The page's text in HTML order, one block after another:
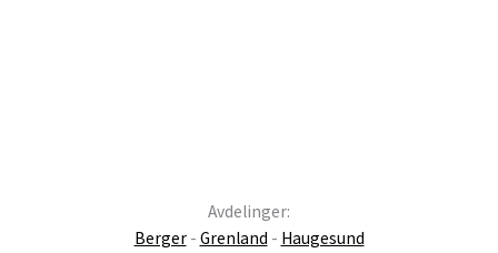
Avdelinger:
Berger- Grenland - Haugesund